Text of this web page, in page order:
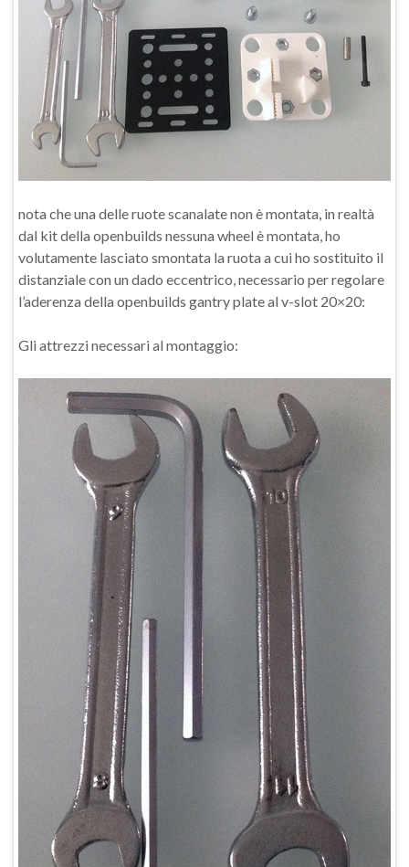
nota che una delle ruote scanalate non è montata, in realtà
dal kit della openbuilds nessuna wheel è montata, ho
volutamente lasciato smontata la ruota a cui ho sostituito il
distanziale con un dado eccentrico, necessario per regolare
l’aderenza della openbuilds gantry plate al v-slot 20×20:
Gli attrezzi necessari al montaggio: